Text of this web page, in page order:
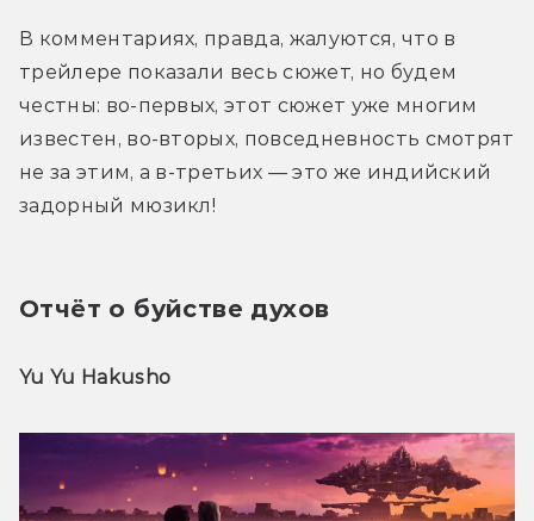
В комментариях, правда, жалуются, что в
трейлере показали весь сюжет, но будем
честны: во-первых, этот сюжет уже многим
известен, во-вторых, повседневность смотрят
не за этим, а в-третьих — это же индийский
задорный мюзикл!
Отчёт о буйстве духов
Yu Yu Hakusho